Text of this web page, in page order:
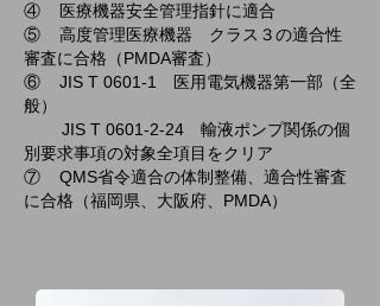
④ 医療機器安全管理指針に適合
⑤ 高度管理医療機器 クラス３の適合性
審査に合格（PMDA審査）
⑥ JIS T 0601-1 医用電気機器第一部（全
般）
JIS T 0601-2-24 輸液ポンプ関係の個
別要求事項の対象全項目をクリア
⑦ QMS省令適合の体制整備、適合性審査
に合格（福岡県、大阪府、PMDA）